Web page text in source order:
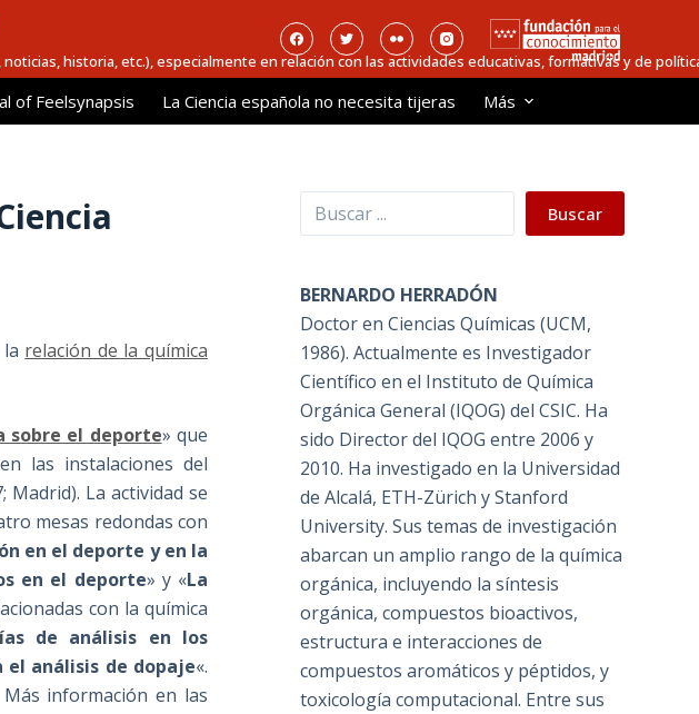
historia, etc.), especialmente en relación con las actividades educativas, formativas y de
of Feelsynapsis La Ciencia española no necesita tijeras Más
relación de la química
sobre el deporte» que
las instalaciones del
Madrid). La actividad se
mesas redondas con
en el deporte y en la
en el deporte» y «La
con la química
de análisis en los
el análisis de dopaje«.
información en las
Buscar Buscar
BERNARDO HERRADÓN
Doctor en Ciencias Químicas (UCM,
1986). Actualmente es Investigador
Científico en el Instituto de Química
Orgánica General (IQOG) del CSIC. Ha
sido Director del IQOG entre 2006 y
2010. Ha investigado en la Universidad
de Alcalá, ETH-Zürich y Stanford
University. Sus temas de investigación
abarcan un amplio rango de la química
orgánica, incluyendo la síntesis
orgánica, compuestos bioactivos,
estructura e interacciones de
compuestos aromáticos y péptidos, y
toxicología computacional. Entre sus